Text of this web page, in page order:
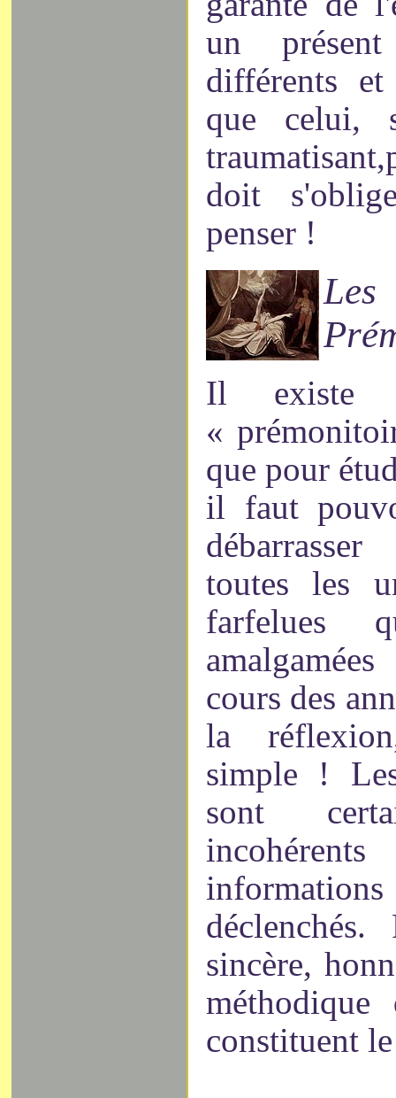
un
différents
que celui,
doit
penser !
Il existe
«
que pour
il faut
toutes les
farfelues
cours des
la
simple !
sont
sincère,
méthodique
constituent